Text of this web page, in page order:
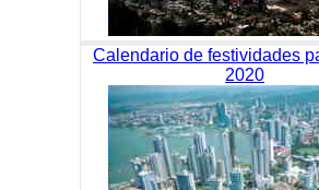
Calendario de festividades
2020